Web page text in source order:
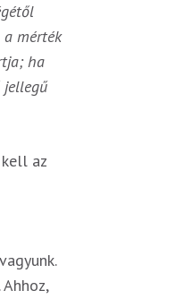
mérték
ha
jellegű
az